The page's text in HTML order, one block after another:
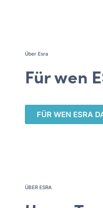
Über Esra
Für wen
FÜR WEN ESRA
ÜBER ESRA